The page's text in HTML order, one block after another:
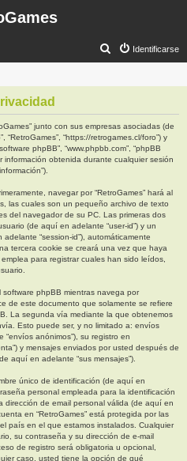
Identificarse
s
a
r
junto con sus empresas asociadas (de
“RetroGames”, “https://retrogames.cl/foro”) y
phpBB”, “www.phpbb.com”, “phpBB
información obtenida durante cualquier sesión
navegar por “RetroGames” hará al
las cuales son un pequeño archivo de texto
del navegador de su PC. Las primeras dos
(de aquí en adelante “user-id”) y un
“session-id”), automáticamente
tercera cookie se creará una vez que haya
para registrar cuales han sido leídos,
phpBB mientras navega por
de este documento que solamente se refiere
La segunda vía mediante la que obtenemos
Esto puede ser, y no limitado a: envíos
anónimos”), su registro en
y mensajes enviados por usted después de
aquí en adelante “sus mensajes”).
único de identificación (de aquí en
personal empleada para la identificación
dirección de email personal válida (de aquí en
en “RetroGames” está protegida por las
país en el que estamos instalados. Cualquier
su contraseña y su dirección de e-mail
de registro será obligatoria u opcional,
caso, usted tiene la opción de qué